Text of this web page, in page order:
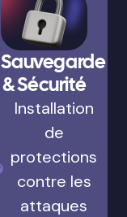
Sauvegarde
& Sécurité
Installation
de
protections
contre les
attaques